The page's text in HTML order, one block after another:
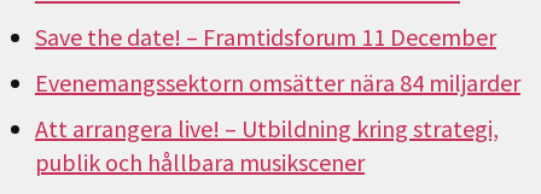
Save the date! – Framtidsforum 11 December
Evenemangssektorn omsätter nära 84 miljarder
Att arrangera live! – Utbildning kring strategi,
publik och hållbara musikscener